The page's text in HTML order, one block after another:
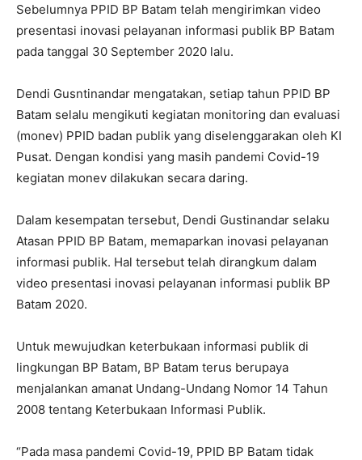
Sebelumnya PPID BP Batam telah mengirimkan video
presentasi inovasi pelayanan informasi publik BP Batam
pada tanggal 30 September 2020 lalu.
Dendi Gusntinandar mengatakan, setiap tahun PPID BP
Batam selalu mengikuti kegiatan monitoring dan evaluasi
(monev) PPID badan publik yang diselenggarakan oleh KI
Pusat. Dengan kondisi yang masih pandemi Covid-19
kegiatan monev dilakukan secara daring.
Dalam kesempatan tersebut, Dendi Gustinandar selaku
Atasan PPID BP Batam, memaparkan inovasi pelayanan
informasi publik. Hal tersebut telah dirangkum dalam
video presentasi inovasi pelayanan informasi publik BP
Batam 2020.
Untuk mewujudkan keterbukaan informasi publik di
lingkungan BP Batam, BP Batam terus berupaya
menjalankan amanat Undang-Undang Nomor 14 Tahun
2008 tentang Keterbukaan Informasi Publik.
“Pada masa pandemi Covid-19, PPID BP Batam tidak